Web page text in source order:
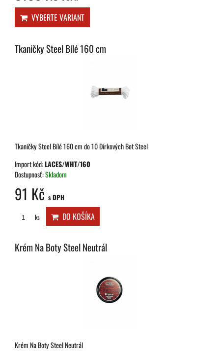
VYBERTE VARIANT
Tkaničky Steel Bílé 160 cm
Tkaničky Steel Bílé 160 cm do 10 Dírkových Bot Steel
Import kód:LACES/WHT/160
Dostupnosť:Skladom
91 Kč s DPH
ks DO KOŠÍKA
Krém Na Boty Steel Neutrál
Krém Na Boty Steel Neutrál